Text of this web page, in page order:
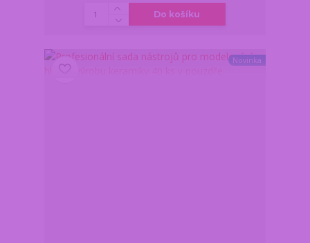
Do košíku
Novinka